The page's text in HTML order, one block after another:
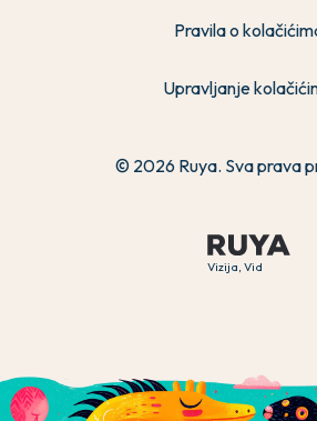
Vizija, Vid
Pravila o
Upravljanje
© 2026 Ruya. Sva prava